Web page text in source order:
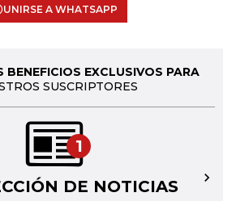
UNIRSE A WHATSAPP
EXCLUSIVOS PARA
SUSCRIPTORES
1
DE NOTICIAS →